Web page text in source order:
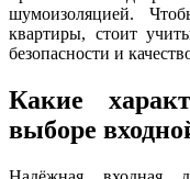
шумоизоляцией.
квартиры, стоит
безопасности и
Какие
выборе